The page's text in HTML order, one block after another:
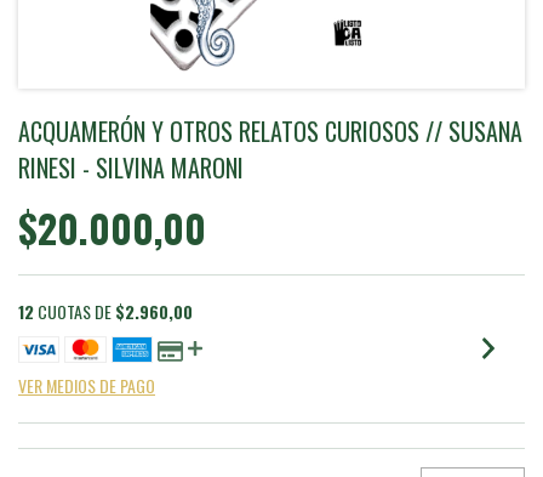
ACQUAMERÓN Y OTROS RELATOS CURIOSOS // SUSANA
RINESI - SILVINA MARONI
$20.000,00
12CUOTAS DE$2.960,00
VER MEDIOS DE PAGO